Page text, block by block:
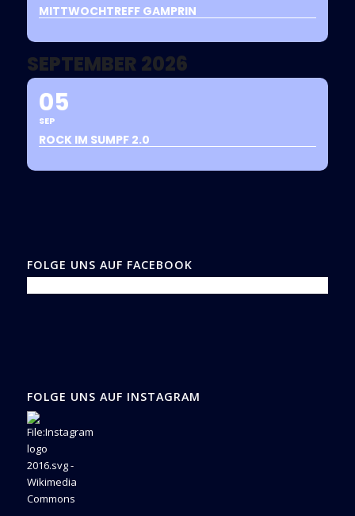
MITTWOCHTREFF GAMPRIN
SEPTEMBER 2026
05
SEP
ROCK IM SUMPF 2.0
FOLGE UNS AUF FACEBOOK
FOLGE UNS AUF INSTAGRAM